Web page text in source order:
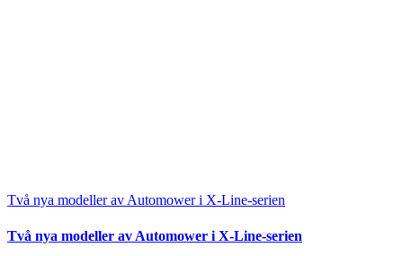
Två nya modeller av Automower i X-Line-serien
Två nya modeller av Automower i X-Line-serien